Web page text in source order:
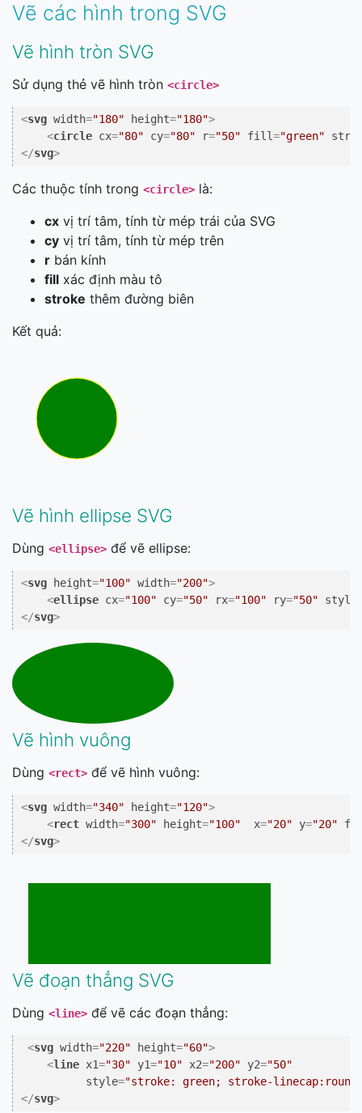
Vẽ các hình trong SVG
Vẽ hình tròn SVG
Sử dụng thẻ vẽ hình tròn <circle>
<svg width="180" height="180">
<circle cx="80" cy="80" r="50" fill="green"
</svg>
Các thuộc tính trong <circle> là:
cx vị trí tâm, tính từ mép trái của SVG
cy vị trí tâm, tính từ mép trên
r bán kính
fill xác định màu tô
stroke thêm đường biên
Kết quả:
Vẽ hình ellipse SVG
Dùng <ellipse> để vẽ ellipse:
<svg height="100" width="200">
<ellipse cx="100" cy="50" rx="100" ry="50" style
</svg>
Vẽ hình vuông
Dùng <rect> để vẽ hình vuông:
<svg width="340" height="120">
<rect width="300" height="100" x="20" y="20"
</svg>
Vẽ đoạn thẳng SVG
Dùng <line> để vẽ các đoạn thẳng:
<svg width="220" height="60">
<line x1="30" y1="10" x2="200" y2="50"
style="stroke: green; stroke-
</svg>